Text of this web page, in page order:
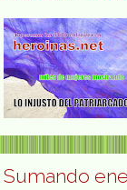
Sumando